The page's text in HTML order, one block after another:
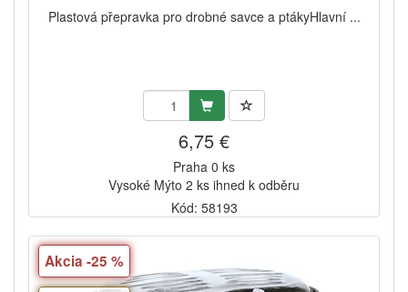
Plastová přepravka pro drobné savce a ptákyHlavní ...
6,75 €
Praha 0 ks
Vysoké Mýto 2 ks ihned k odběru
Kód: 58193
Akcia -25 %